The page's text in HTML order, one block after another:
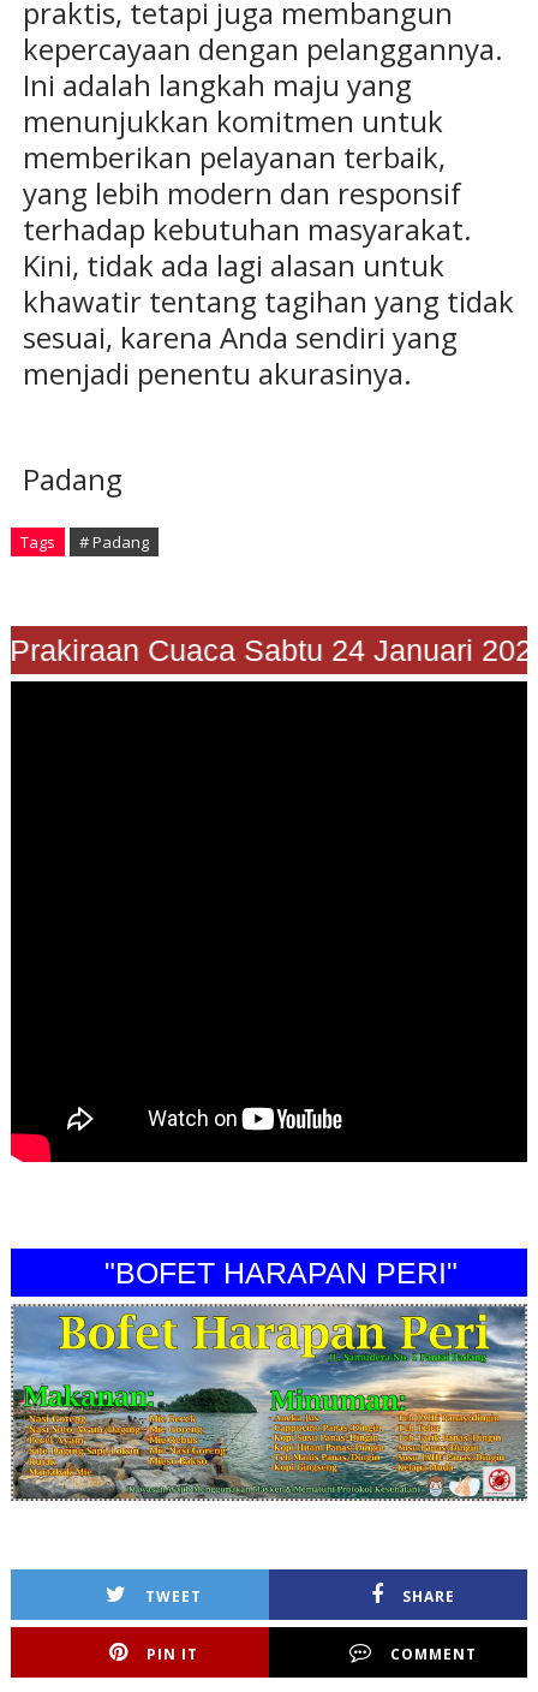
praktis, tetapi juga membangun
kepercayaan dengan pelanggannya.
Ini adalah langkah maju yang
menunjukkan komitmen untuk
memberikan pelayanan terbaik,
yang lebih modern dan responsif
terhadap kebutuhan masyarakat.
Kini, tidak ada lagi alasan untuk
khawatir tentang tagihan yang tidak
sesuai, karena Anda sendiri yang
menjadi penentu akurasinya.
Padang
Tags # Padang
Cuaca Sabtu 24 Januari 2026"
"BOFET HARAPAN PERI"
TWEET SHARE
PIN IT COMMENT